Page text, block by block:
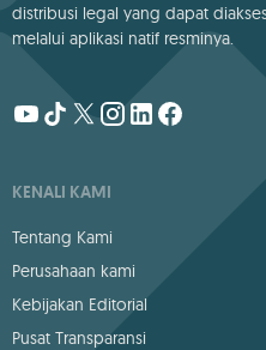
distribusi legal yang dapat
melalui aplikasi natif resminya.
KENALI KAMI
Tentang Kami
Perusahaan kami
Kebijakan Editorial
Pusat Transparansi